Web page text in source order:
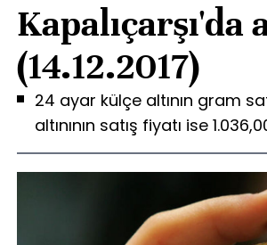
Kapalıçarşı'da
(14.12.2017)
24 ayar külçe altının gram
altınının satış fiyatı ise